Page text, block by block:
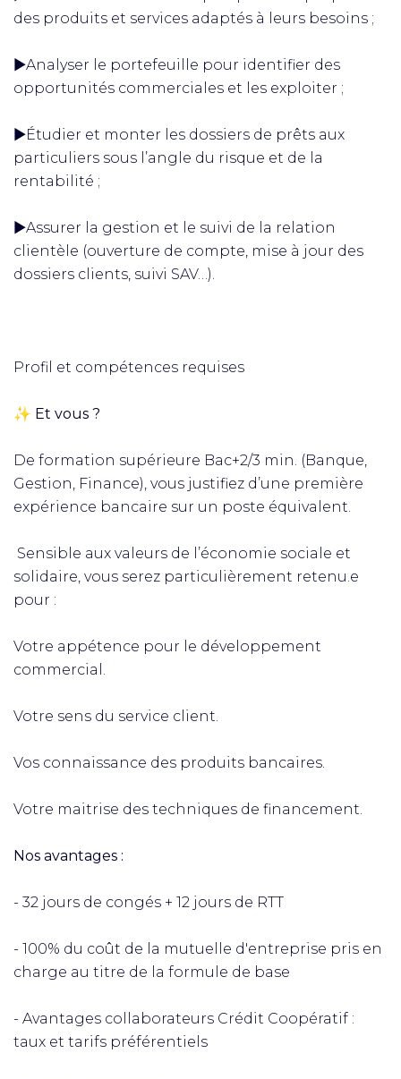
des produits et services adaptés à leurs besoins ;
▶️Analyser le portefeuille pour identifier des
opportunités commerciales et les exploiter ;
▶️Étudier et monter les dossiers de prêts aux
particuliers sous l’angle du risque et de la
rentabilité ;
▶️Assurer la gestion et le suivi de la relation
clientèle (ouverture de compte, mise à jour des
dossiers clients, suivi SAV…).
Profil et compétences requises
✨ Et vous ?
De formation supérieure Bac+2/3 min. (Banque,
Gestion, Finance), vous justifiez d’une première
expérience bancaire sur un poste équivalent.
Sensible aux valeurs de l’économie sociale et
solidaire, vous serez particulièrement retenu.e
pour :
Votre appétence pour le développement
commercial.
Votre sens du service client.
Vos connaissance des produits bancaires.
Votre maitrise des techniques de financement.
Nos avantages :
- 32 jours de congés + 12 jours de RTT
- 100% du coût de la mutuelle d'entreprise pris en
charge au titre de la formule de base
- Avantages collaborateurs Crédit Coopératif :
taux et tarifs préférentiels